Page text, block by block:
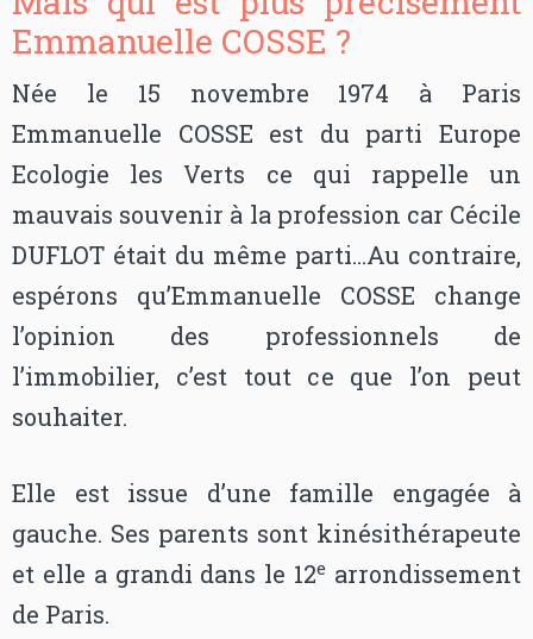
Emmanuelle COSSE ?
Née le 15 novembre 1974 à Paris
Emmanuelle COSSE est du parti Europe
Ecologie les Verts ce qui rappelle un
mauvais souvenir à la profession car Cécile
DUFLOT était du même parti…Au contraire,
espérons qu’Emmanuelle COSSE change
l’opinion des professionnels de
l’immobilier, c’est tout ce que l’on peut
souhaiter.
Elle est issue d’une famille engagée à
gauche. Ses parents sont kinésithérapeute
et elle a grandi dans le 12e arrondissement
de Paris.